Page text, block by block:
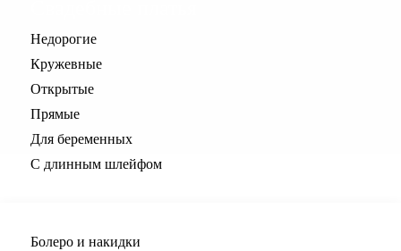
Недорогие
Кружевные
Открытые
Прямые
Для беременных
С длинным шлейфом
Болеро и накидки